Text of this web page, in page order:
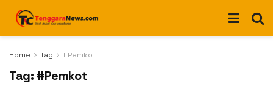
Home Tag #Pemkot
Tag: #Pemkot